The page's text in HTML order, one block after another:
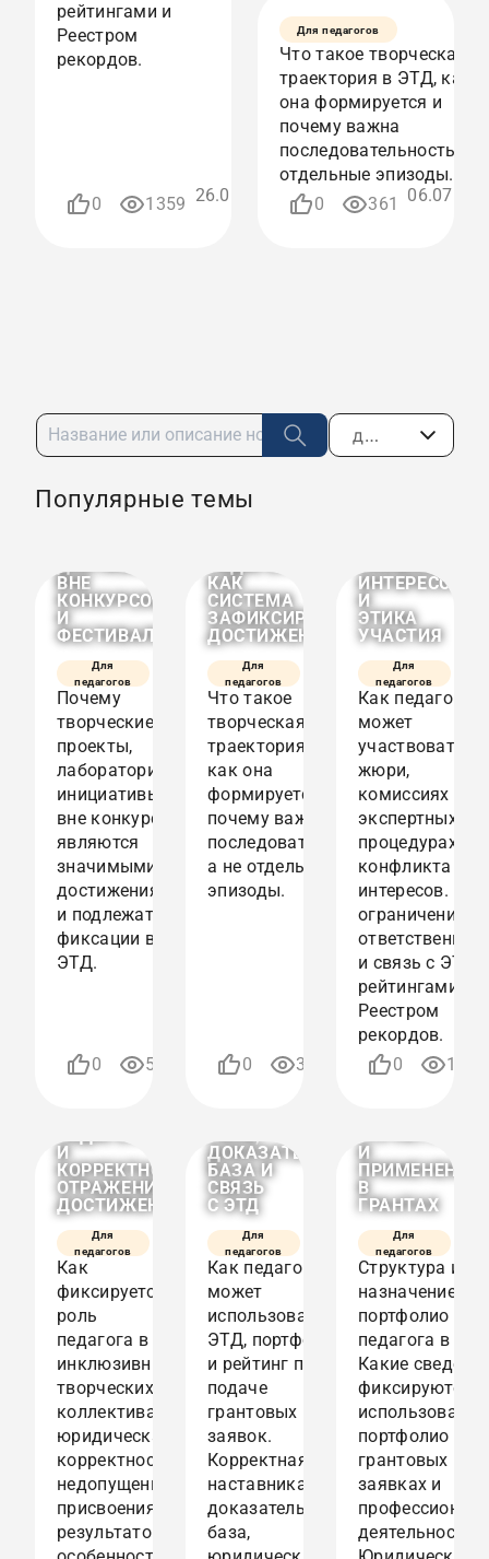
рейтингами и
Реестром
рекордов.
0 1359 26.06.2026
ТВОРЧЕСКАЯ
ТРАЕКТОРИЯ
УЧАСТНИКА
И
ПЕДАГОГА
КАК
СИСТЕМА
ЗАФИКСИРОВАННЫХ
Для педагогов
Что такое творческая
траектория в ЭТД, как
она формируется и
почему важна
последовательность, а
отдельные эпизоды.
0
361
дата по убыванию
Популярные темы
ТВОРЧЕСКИЕ
ПРОЕКТЫ
ВНЕ
КОНКУРСОВ
И
ФЕСТИВАЛЕЙ
Для
педагогов
Почему
творческие
проекты,
лаборатории и
инициативы
вне конкурсов
являются
значимыми
достижениями
и подлежат
фиксации в
ЭТД.
0 57
03.08.2026
07:48
ТВОРЧЕСКАЯ
ТРАЕКТОРИЯ
КАК
СИСТЕМА
ЗАФИКСИРОВАННЫХ
ДОСТИЖЕНИЙ
Для
педагогов
Что такое
творческая
траектория в ЭТД,
как она
формируется и
почему важна
последовательность,
а не отдельные
эпизоды.
0 361
06.07.2026
12:06
ПЕДАГОГ
ИНТЕРЕСОВ
И
ЭТИКА
УЧАСТИЯ
Для
педагогов
Как педагог
может
участвовать в
жюри,
комиссиях и
экспертных
процедурах
конфликта
интересов.
ограничения,
и связь с ЭТД,
рейтингами и
Реестром
рекордов.
0
1359
ТВОРЧЕСКИХ
И
КОРРЕКТНОЕ
ОТРАЖЕНИЕ
ДОСТИЖЕНИЙ
Для
педагогов
Как
фиксируется
роль
педагога в
инклюзивных
творческих
коллективах:
юридическая
корректность,
недопущение
присвоения
результатов,
И
ДОКАЗАТЕЛЬНАЯ
БАЗА И
СВЯЗЬ
С ЭТД
Для
педагогов
Как педагог
может
использовать
ЭТД, портфолио
и рейтинг при
подаче
грантовых
заявок.
Корректная роль
наставника,
доказательная
база,
ПОРТФОЛИО
И
ПРИМЕНЕНИЕ
В
ГРАНТАХ
Для
педагогов
Структура и
назначение
портфолио
педагога в
Какие
фиксируются,
использовать
портфолио в
грантовых
заявках и
деятельности.